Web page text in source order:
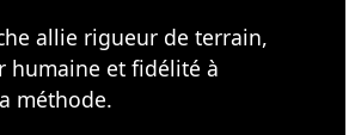
allie rigueur de terrain,
humaine et fidélité à
méthode.